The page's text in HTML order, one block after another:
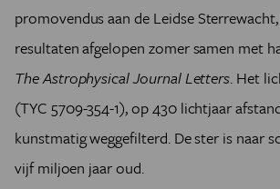
promovendus aan de Leidse
resultaten afgelopen zomer samen met
The Astrophysical Journal Letters. Het
(TYC 5709-354-1), op 430 lichtjaar
kunstmatig weggefilterd. De ster is naar
vijf miljoen jaar oud.